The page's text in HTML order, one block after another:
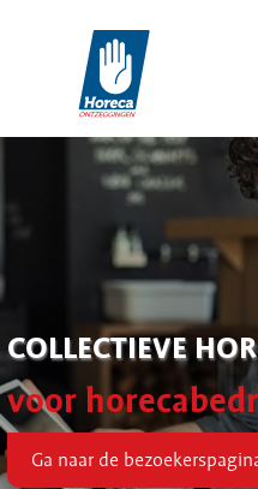
COLLECTIEVE
voor
Ga naar de